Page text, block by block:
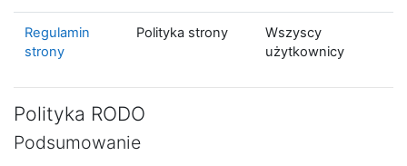
Regulamin
strony
Polityka strony
Wszyscy
użytkownicy
Polityka RODO
Podsumowanie